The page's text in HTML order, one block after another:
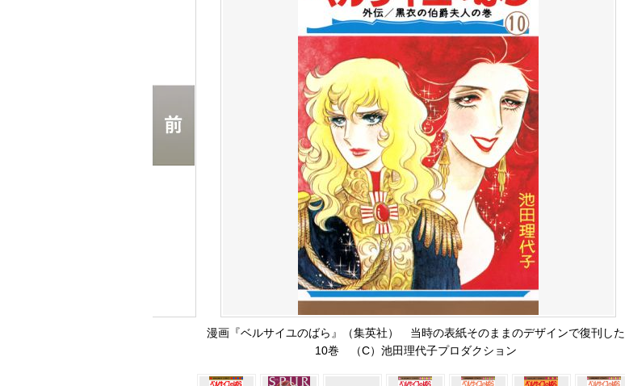
漫画『ベルサイユのばら』（集英社） 当時の表紙そのままのデザインで復刊した
10巻 （C）池田理代子プロダクション